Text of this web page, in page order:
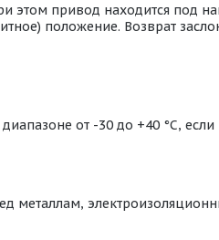
этом привод находится под
положение. Возврат
от -30 до +40 °С,
металлам,